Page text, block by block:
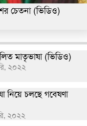
চেতনা (ভিডিও)
মাতৃভাষা (ভিডিও)
২০২২
নিয়ে চলছে গবেষণা
২০২২